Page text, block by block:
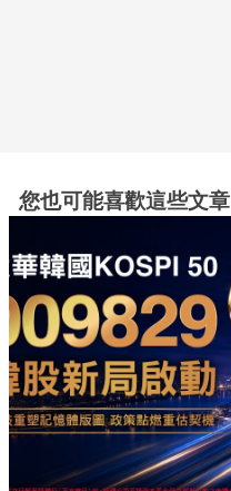
您也可能喜歡這些文章